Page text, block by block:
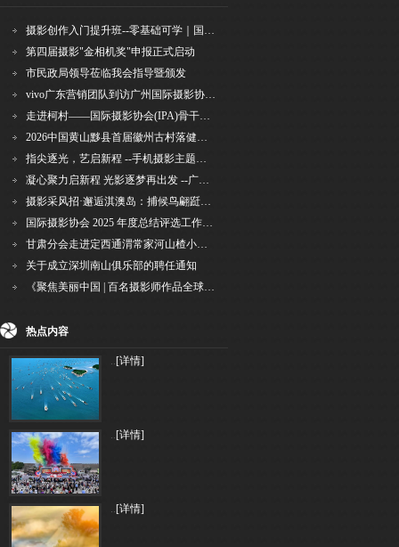
摄影创作入门提升班--零基础可学｜国际评委授课｜手机·相机均可｜AI工具｜摄影比赛指
第四届摄影"金相机奖"申报正式启动
市民政局领导莅临我会指导暨颁发
vivo广东营销团队到访广州国际摄影协会 共商合作事宜
走进柯村——国际摄影协会(IPA)骨干采风安徽行之6
2026中国黄山黟县首届徽州古村落健康跑圆满举行
指尖逐光，艺启新程 --手机摄影主题讲座在市老年干部大学圆满落幕
凝心聚力启新程 光影逐梦再出发 --广州国际摄影协会2026年首次会长秘书长会议召开
摄影采风招·邂逅淇澳岛：捕候鸟翩跹，寻古村烟火，追海上霞光
国际摄影协会 2025 年度总结评选工作的通知
甘肃分会走进定西通渭常家河山楂小镇旅游景区开展"红果满枝迎丰岁·山楂小镇庆佳节"为主
关于成立深圳南山俱乐部的聘任通知
《聚焦美丽中国 | 百名摄影师作品全球巡回展》（晋中）开幕新闻通稿
热点内容
..[详情]
..[详情]
..[详情]